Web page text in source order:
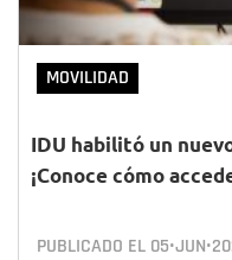
MOVILIDAD
IDU habilitó un
¡Conoce cómo
PUBLICADO EL